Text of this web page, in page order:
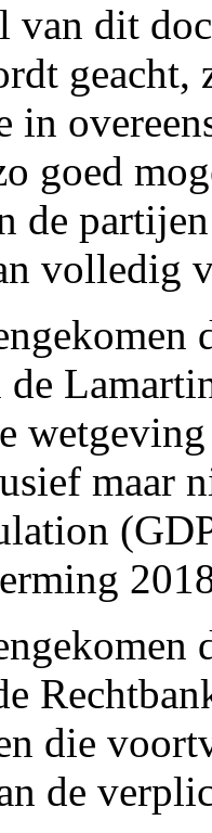
van dit
geacht,
in
goed
de
volledig
maar
die
de